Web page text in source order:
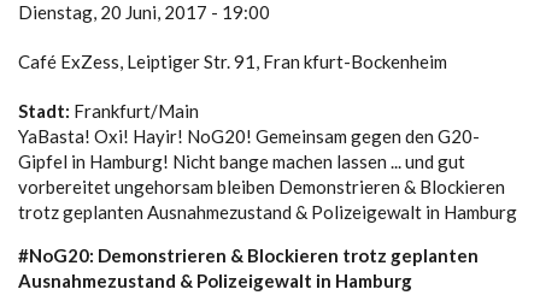
Dienstag, 20 Juni, 2017 - 19:00
Café ExZess, Leiptiger Str. 91, Fran kfurt-Bockenheim
Stadt: Frankfurt/Main
YaBasta! Oxi! Hayir! NoG20! Gemeinsam gegen den G20-
Gipfel in Hamburg! Nicht bange machen lassen ... und gut
vorbereitet ungehorsam bleiben Demonstrieren & Blockieren
trotz geplanten Ausnahmezustand & Polizeigewalt in Hamburg
#NoG20: Demonstrieren & Blockieren trotz geplanten
Ausnahmezustand & Polizeigewalt in Hamburg